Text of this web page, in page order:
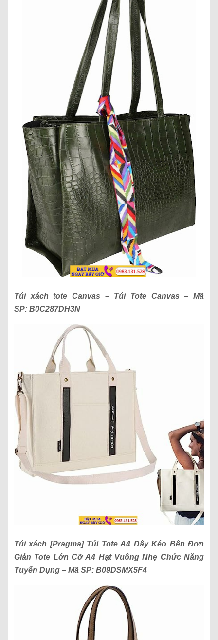
Túi xách tote Canvas – Túi Tote Canvas – Mã
SP: B0C287DH3N
Túi xách [Pragma] Túi Tote A4 Dây Kéo Bên Đơn
Giản Tote Lớn Cỡ A4 Hạt Vuông Nhẹ Chức Năng
Tuyển Dụng – Mã SP: B09DSMX5F4